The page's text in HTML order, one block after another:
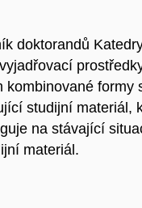
doktorandů
formy
studijní materiál,
na stávající
materiál.